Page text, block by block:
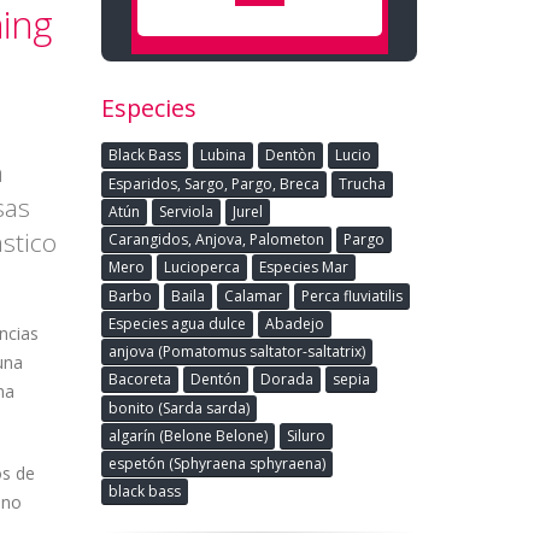
de
Especies
Black Bass Lubina Dentòn
Lucio
Esparidos, Sargo, Pargo, Breca
Trucha
Atún
Serviola
Jurel
Carangidos, Anjova, Palometon
Pargo
Mero
Lucioperca
Especies Mar
Barbo
Baila Calamar
Perca fluviatilis
Especies agua dulce
Abadejo
anjova (Pomatomus saltator-saltatrix)
Bacoreta
Dentón Dorada
sepia
bonito (Sarda sarda)
algarín (Belone Belone)
Siluro
espetón (Sphyraena sphyraena)
black bass